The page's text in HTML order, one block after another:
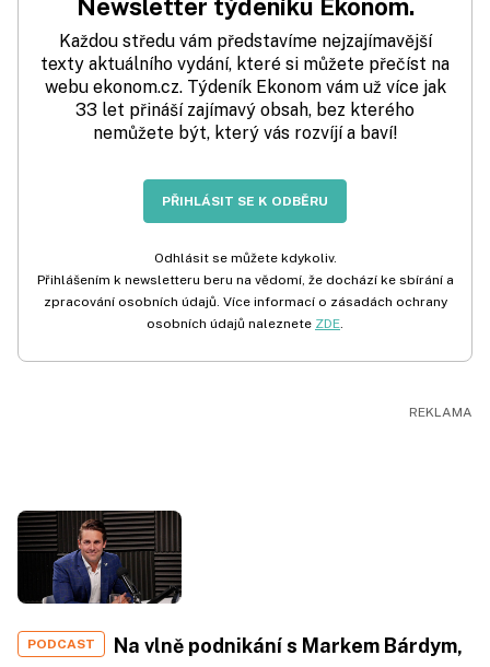
Newsletter týdeníku Ekonom.
Každou středu vám představíme nejzajímavější
texty aktuálního vydání, které si můžete přečíst na
webu ekonom.cz. Týdeník Ekonom vám už více jak
33 let přináší zajímavý obsah, bez kterého
nemůžete být, který vás rozvíjí a baví!
PŘIHLÁSIT SE K ODBĚRU
Odhlásit se můžete kdykoliv.
Přihlášením k newsletteru beru na vědomí, že dochází ke sbírání a
zpracování osobních údajů. Více informací o zásadách ochrany
osobních údajů naleznete ZDE.
PODCAST
Na vlně podnikání s Markem Bárdym,